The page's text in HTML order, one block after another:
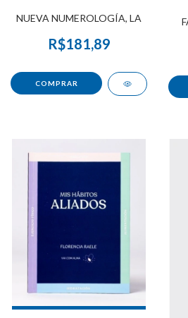
NUEVA NUMEROLOGÍA, LA
R$181,89